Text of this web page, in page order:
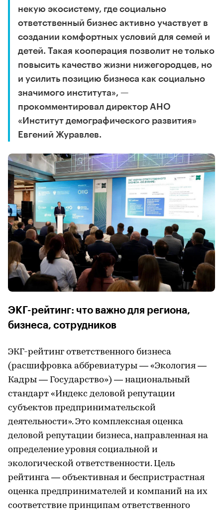
некую экосистему, где социально
ответственный бизнес активно участвует в
создании комфортных условий для семей и
детей. Такая кооперация позволит не только
повысить качество жизни нижегородцев, но
и усилить позицию бизнеса как социально
значимого института», —
прокомментировал директор АНО
«Институт демографического развития»
Евгений Журавлев.
ЭКГ-рейтинг: что важно для региона,
бизнеса, сотрудников
ЭКГ-рейтинг ответственного бизнеса
(расшифровка аббревиатуры — «Экология —
Кадры — Государство») — национальный
стандарт «Индекс деловой репутации
субъектов предпринимательской
деятельности». Это комплексная оценка
деловой репутации бизнеса, направленная на
определение уровня социальной и
экологической ответственности. Цель
рейтинга — объективная и беспристрастная
оценка предпринимателей и компаний на их
соответствие принципам ответственного